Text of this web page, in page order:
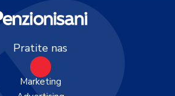
Marketing
Pratite nas